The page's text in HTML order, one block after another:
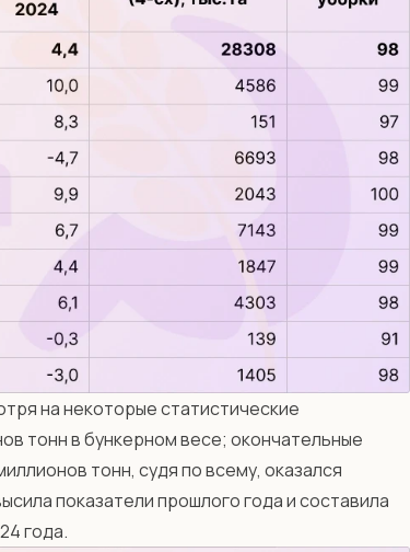
на некоторые статистические
тонн в бункерном весе; окончательные
тонн, судя по всему, оказался
показатели прошлого года и составила
года.